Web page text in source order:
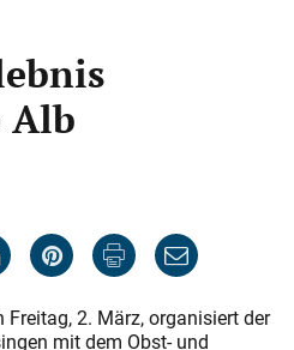
Alb
2. März, organisiert der
mit dem Obst- und